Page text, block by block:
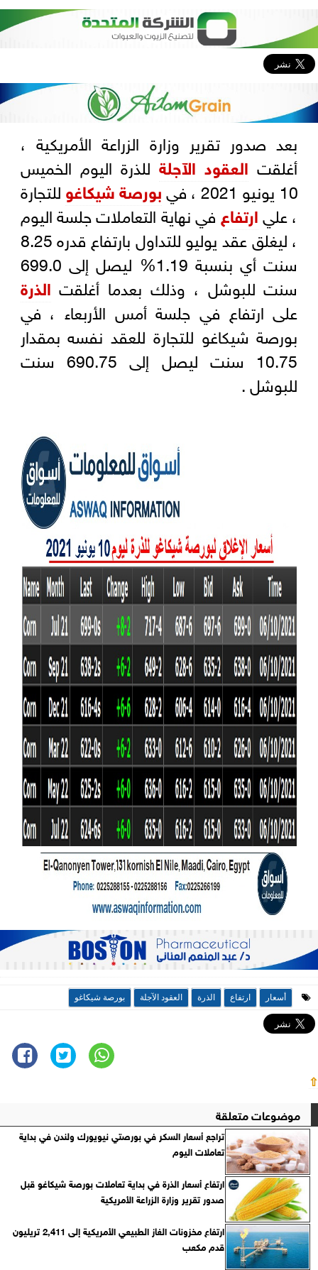
بعد صدور تقرير وزارة الزراعة الأمريكية ،
أغلقت العقود الآجلةللذرة اليوم الخميس
10 يونيو 2021 ، في
بورصة شيكاغوللتجارة
، عليارتفاعفي نهاية التعاملات جلسة اليوم
، ليغلق عقد يوليو للتداول بارتفاع قدره 8.25
سنت أي بنسبة 1.19% ليصل إلى 699.0
سنت للبوشل ، وذلك بعدما أغلقت الذرة
على ارتفاع في جلسة أمس الأربعاء ، في
بورصة شيكاغو للتجارة للعقد نفسه بمقدار
10.75 سنت ليصل إلى 690.75 سنت
للبوشل .
أسعار ارتفاع الذرة العقود الآجلة بورصة شيكاغو
⇧
موضوعات متعلقة
تراجع أسعار السكر في بورصتي نيويورك ولندن في بداية
تعاملات اليوم
ارتفاع أسعار الذرة في بداية تعاملات بورصة شيكاغو قبل
صدور تقرير وزارة الزراعة الأمريكية
ارتفاع مخزونات الغاز الطبيعي الأمريكية إلى 2,411 تريليون
قدم مكعب